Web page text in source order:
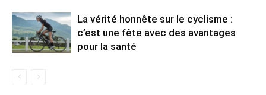
La vérité honnête sur le cyclisme :
c’est une fête avec des avantages
pour la santé